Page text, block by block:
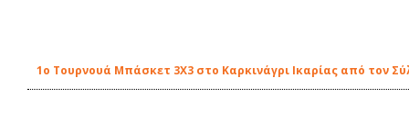
1o Τουρνουά Μπάσκετ 3Χ3 στο Καρκινάγρι Ικαρίας από τον